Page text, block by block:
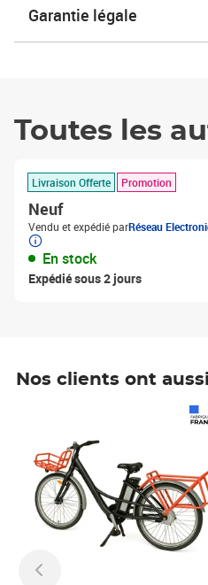
Garantie légale
Toutes les
Livraison Offerte Promotion
Neuf
Vendu et expédié parRéseau
En stock
Expédié sous 2 jours
Nos clients ont